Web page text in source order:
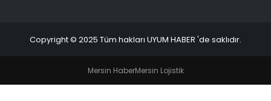
Copyright © 2025 Tüm hakları UYUM HABER 'de saklıdır.
Mersin HaberMersin Lojistik